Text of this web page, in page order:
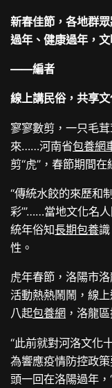
新春佳節，各地群
過年、健康過年，
——編者
線上講民俗，共享
寥寥數剪，一只毛
來……河南省包養網
剪“虎”，春節期間
“傳統水餃的來歷和
彩’”……當地文化名
統年俗知長期包養
性。
虎年春節，洛陽市
活動熱熱鬧鬧，線
八起包養網 ，洛龍
“此前就對河洛文化
為響應疫情防控政
頭一回在洛陽過年